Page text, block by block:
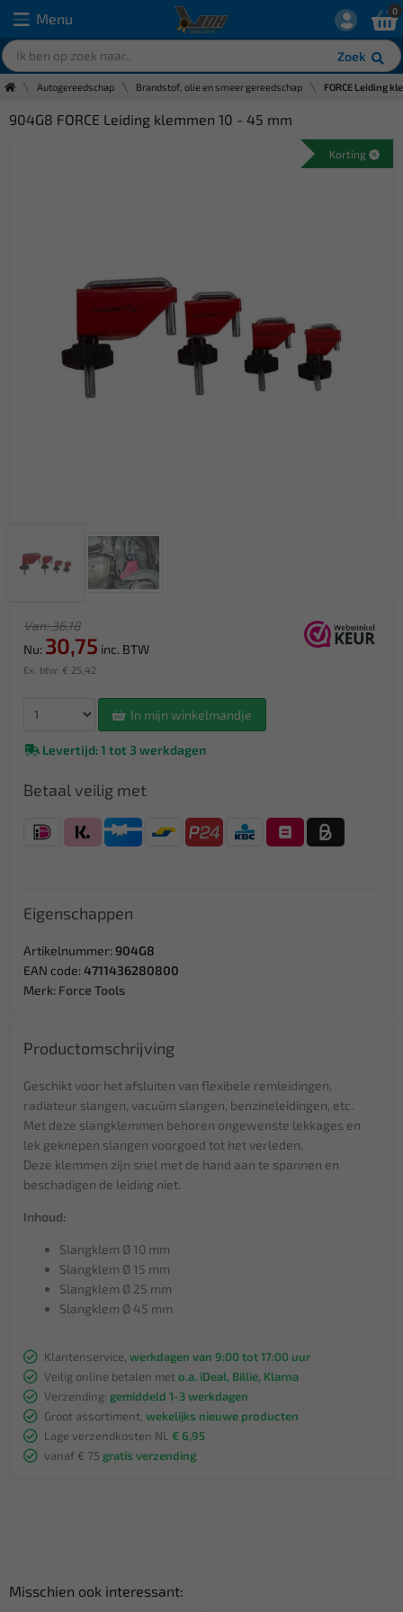
Menu
Zoek
0
Autogereedschap Brandstof, olie en smeer gereedschap FORCE Leiding
904G8 FORCE Leiding klemmen 10 - 45 mm
Korting
Van: 36,18
Nu: 30,75 inc. BTW
Ex. btw: € 25,42
In mijn winkelmandje
Levertijd: 1 tot 3 werkdagen
Betaal veilig met
Eigenschappen
Artikelnummer: 904G8
EAN code: 4711436280800
Merk: Force Tools
Productomschrijving
Geschikt voor het afsluiten van flexibele remleidingen,
radiateur slangen, vacuüm slangen, benzineleidingen, etc.
Met deze slangklemmen behoren ongewenste lekkages en
lek geknepen slangen voorgoed tot het verleden.
Deze klemmen zijn snel met de hand aan te spannen en
beschadigen de leiding niet.
Inhoud:
Slangklem Ø 10 mm
Slangklem Ø 15 mm
Slangklem Ø 25 mm
Slangklem Ø 45 mm
Klantenservice, werkdagen van 9:00 tot 17:00 uur
Veilig online betalen met o.a. iDeal, Billie, Klarna
Verzending: gemiddeld 1-3 werkdagen
Groot assortiment, wekelijks nieuwe producten
Lage verzendkosten NL € 6,95
vanaf € 75 gratis verzending
Misschien ook interessant: